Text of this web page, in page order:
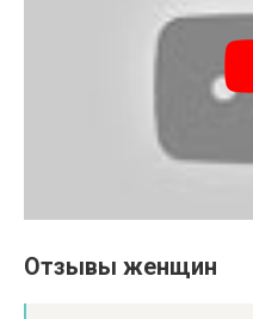
Отзывы женщин